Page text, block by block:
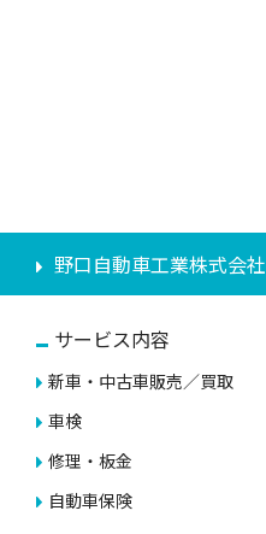
野口自動車工業株式会社
サービス内容
新車・中古車販売／買取
車検
修理・板金
自動車保険